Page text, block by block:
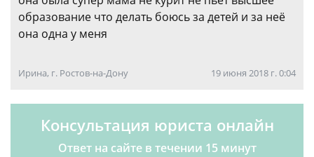
образование что делать боюсь за детей и за неё
она одна у меня
Ирина, г. Ростов-на-Дону 19 июня 2018 г. 0:04
Консультация юриста онлайн
Ответ на сайте в течении 15 минут